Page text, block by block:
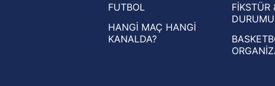
UEFA Konferans Ligi haberleri
FUTBOL
HANGİ MAÇ HANGİ
KANALDA?
FİKSTÜR
DURUMU